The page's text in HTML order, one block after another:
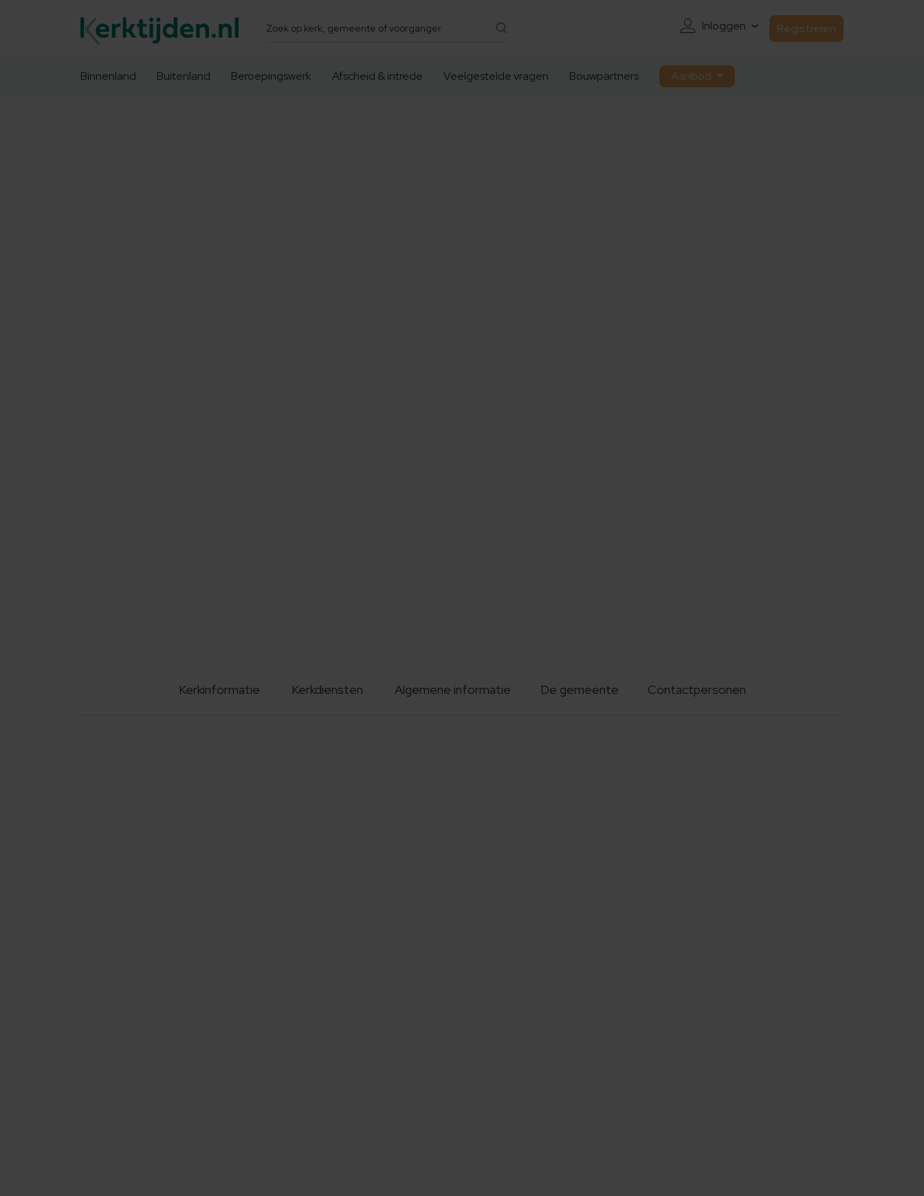
Zoeken Inloggen Registreren
Binnenland Buitenland Beroepingswerk Afscheid & intrede Veelgestelde vragen Bouwpartners Aanbod
Kerkinformatie Kerkdiensten Algemene informatie De gemeente Contactpersonen